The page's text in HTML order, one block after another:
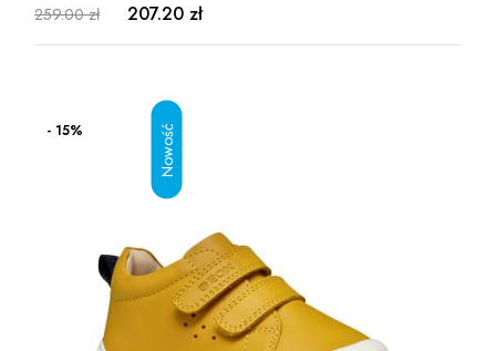
259.00 zł 207.20 zł
- 15%